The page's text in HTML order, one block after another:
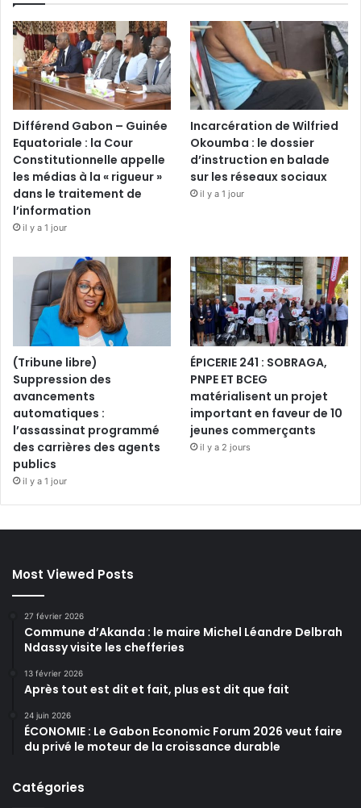
Différend Gabon – Guinée
Equatoriale : la Cour
Constitutionnelle appelle
les médias à la « rigueur »
dans le traitement de
l’information
il y a 1 jour
Incarcération de Wilfried
Okoumba : le dossier
d’instruction en balade
sur les réseaux sociaux
il y a 1 jour
(Tribune libre)
Suppression des
avancements
automatiques :
l’assassinat programmé
des carrières des agents
publics
il y a 1 jour
ÉPICERIE 241 : SOBRAGA,
PNPE ET BCEG
matérialisent un projet
important en faveur de 10
jeunes commerçants
il y a 2 jours
Most Viewed Posts
27 février 2026
Commune d’Akanda : le maire Michel Léandre Delbrah
Ndassy visite les chefferies
13 février 2026
Après tout est dit et fait, plus est dit que fait
24 juin 2026
ÉCONOMIE : Le Gabon Economic Forum 2026 veut faire
du privé le moteur de la croissance durable
Catégories